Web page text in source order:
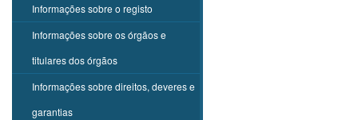
Informações sobre o registo
Informações sobre os órgãos e
titulares dos órgãos
Informações sobre direitos, deveres e
garantias